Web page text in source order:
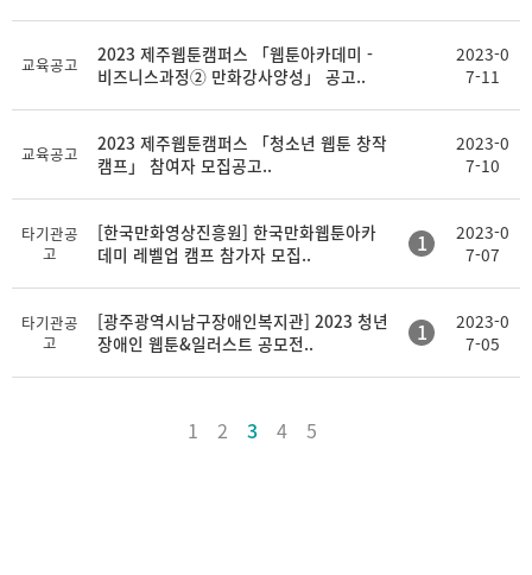
교육공고
2023 제주웹툰캠퍼스 「웹툰아카데미 -
비즈니스과정② 만화강사양성」 공고..
2023-0
7-11
교육공고
2023 제주웹툰캠퍼스 「청소년 웹툰 창작
캠프」 참여자 모집공고..
2023-0
7-10
타기관공
고
[한국만화영상진흥원] 한국만화웹툰아카
데미 레벨업 캠프 참가자 모집..
1
2023-0
7-07
타기관공
고
[광주광역시남구장애인복지관] 2023 청년
장애인 웹툰&일러스트 공모전..
1
2023-0
7-05
1 2 3 4 5